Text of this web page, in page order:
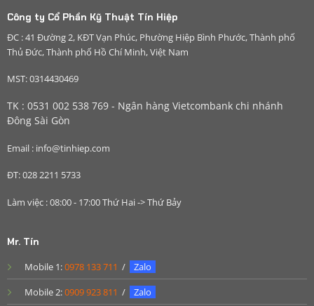
Công ty Cổ Phần Kỹ Thuật Tín Hiệp
ĐC : 41 Đường 2, KĐT Vạn Phúc, Phường Hiệp Bình Phước, Thành phố
Thủ Đức, Thành phố Hồ Chí Minh, Việt Nam
MST: 0314430469
TK : 0531 002 538 769 - Ngân hàng Vietcombank chi nhánh
Đông Sài Gòn
Email : info@tinhiep.com
ĐT: 028 2211 5733
Làm việc : 08:00 - 17:00 Thứ Hai -> Thứ Bảy
Mr. Tín
Mobile 1:0978 133 711 /
Zalo
Mobile 2:0909 923 811 /
Zalo